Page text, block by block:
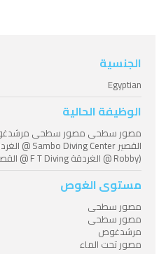
الجنسية
Egyptian
الوظيفة الحالية
مصور سطحى مصور سطحى
Robby) @ الغردقة F T Diving @ القصير Sambo Diving Center
مستوى الغوص
مصور سطحى
مصور سطحى
مرشدغوص
مصور تحت الماء